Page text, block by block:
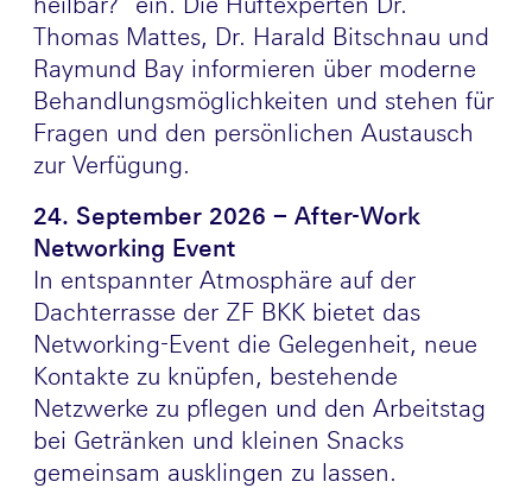
Thomas Mattes, Dr. Harald Bitschnau und
Raymund Bay informieren über moderne
Behandlungsmöglichkeiten und stehen für
Fragen und den persönlichen Austausch
zur Verfügung.
24. September 2026 – After-Work
Networking Event
In entspannter Atmosphäre auf der
Dachterrasse der ZF BKK bietet das
Networking-Event die Gelegenheit, neue
Kontakte zu knüpfen, bestehende
Netzwerke zu pflegen und den Arbeitstag
bei Getränken und kleinen Snacks
gemeinsam ausklingen zu lassen.